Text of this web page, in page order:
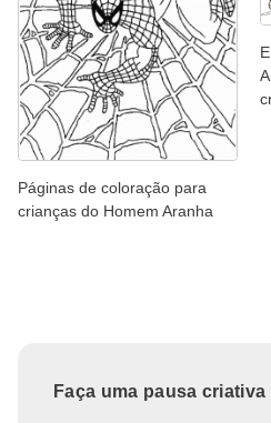
Páginas de coloração para
crianças do Homem Aranha
Faça uma pausa